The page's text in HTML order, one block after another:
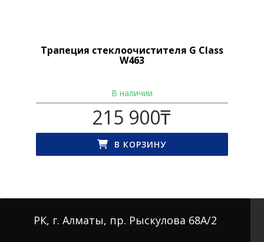
Трапеция стеклоочистителя G Class
W463
В наличии
215 900₸
В КОРЗИНУ
РК, г. Алматы, пр. Рыскулова 68А/2